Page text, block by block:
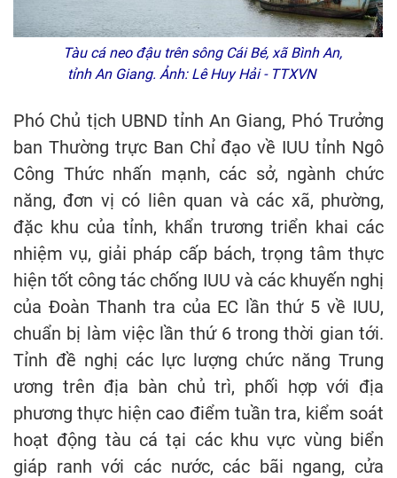
Tàu cá neo đậu trên sông Cái Bé, xã Bình An,
tỉnh An Giang. Ảnh: Lê Huy Hải - TTXVN
Phó Chủ tịch UBND tỉnh An Giang, Phó Trưởng
ban Thường trực Ban Chỉ đạo về IUU tỉnh Ngô
Công Thức nhấn mạnh, các sở, ngành chức
năng, đơn vị có liên quan và các xã, phường,
đặc khu của tỉnh, khẩn trương triển khai các
nhiệm vụ, giải pháp cấp bách, trọng tâm thực
hiện tốt công tác chống IUU và các khuyến nghị
của Đoàn Thanh tra của EC lần thứ 5 về IUU,
chuẩn bị làm việc lần thứ 6 trong thời gian tới.
Tỉnh đề nghị các lực lượng chức năng Trung
ương trên địa bàn chủ trì, phối hợp với địa
phương thực hiện cao điểm tuần tra, kiểm soát
hoạt động tàu cá tại các khu vực vùng biển
giáp ranh với các nước, các bãi ngang, cửa